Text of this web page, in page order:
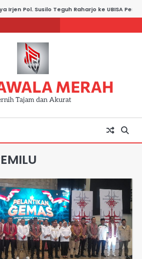
Teguh Raharjo ke UBISA Perkuat Jejaring
MERAH
Tajam dan Akurat